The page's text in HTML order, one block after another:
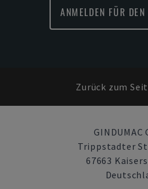
ANMELDEN FÜR
Zurück zum
GINDUMAC
Trippstadter
67663